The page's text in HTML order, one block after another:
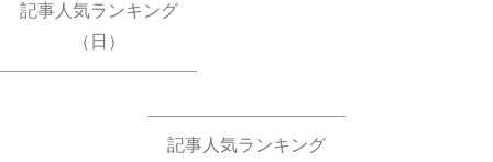
記事人気ランキング
（日）
記事人気ランキング